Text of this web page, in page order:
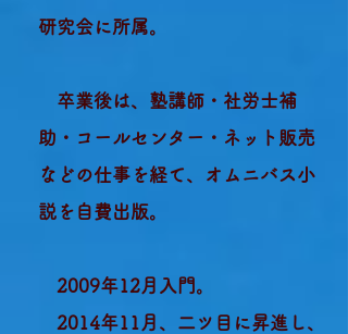
研究会に所属。
卒業後は、塾講師・社労士補
助・コールセンター・ネット販売
などの仕事を経て、オムニバス小
説を自費出版。
2009年12月入門。
2014年11月、二ツ目に昇進し、